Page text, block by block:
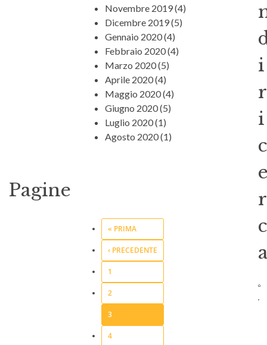
i
r
i
c
r
c
Novembre 2019(4)
Dicembre 2019(5)
Gennaio 2020(4)
Febbraio 2020(4)
Marzo 2020(5)
Aprile 2020(4)
Maggio 2020(4)
Giugno 2020(5)
Luglio 2020(1)
Agosto 2020(1)
Pagine
« PRIMA
‹ PRECEDENTE
1
2
3
4